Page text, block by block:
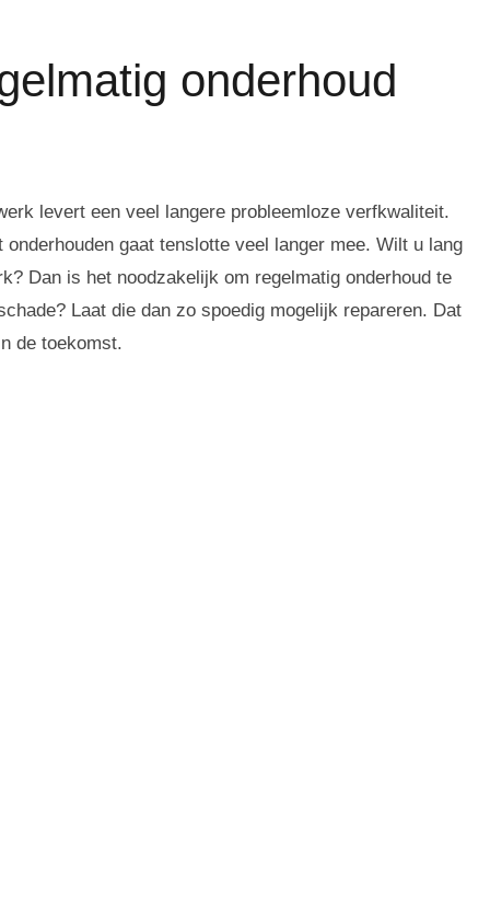
onderhoud
levert een veel langere probleemloze verfkwaliteit.
gaat tenslotte veel langer mee. Wilt u lang
Dan is het noodzakelijk om regelmatig onderhoud te
Laat die dan zo spoedig mogelijk repareren. Dat
de toekomst.